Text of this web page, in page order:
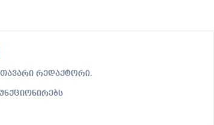
რედაქტორი.